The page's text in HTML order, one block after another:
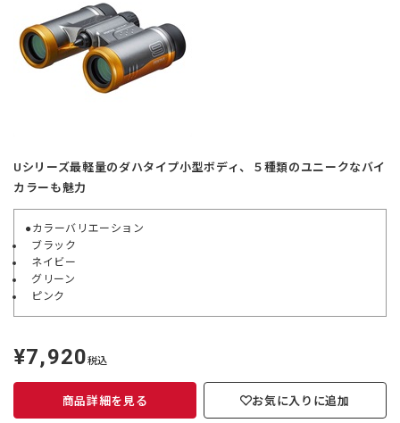
Uシリーズ最軽量のダハタイプ小型ボディ、５種類のユニークなバイ
カラーも魅力
●カラーバリエーション
ブラック
ネイビー
グリーン
ピンク
定
価
¥7,920税込
商品詳細を見る お気に入りに追加